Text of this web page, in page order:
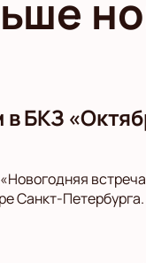
БКЗ
Санкт-